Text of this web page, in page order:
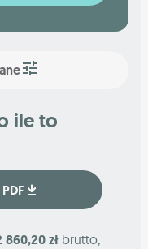
ile to
860,20 zł brutto,